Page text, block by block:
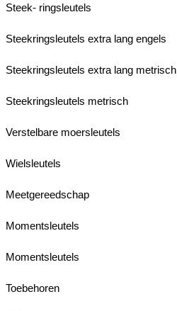
Steek- ringsleutels
Steekringsleutels extra lang engels
Steekringsleutels extra lang metrisch
Steekringsleutels metrisch
Verstelbare moersleutels
Wielsleutels
Meetgereedschap
Momentsleutels
Momentsleutels
Toebehoren